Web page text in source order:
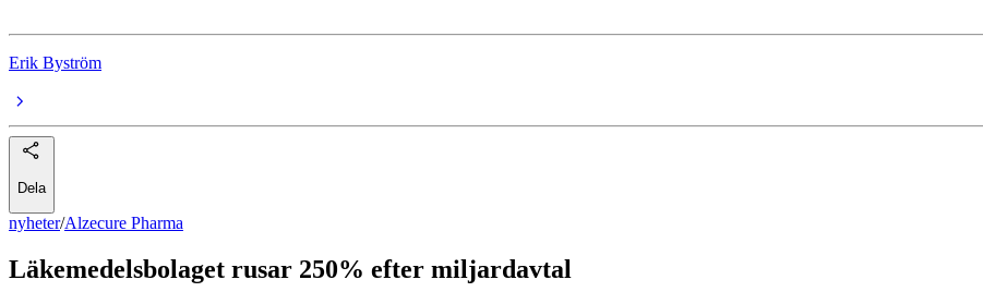
Erik Byström
Dela
nyheter/Alzecure Pharma
Läkemedelsbolaget rusar 250% efter miljardavtal